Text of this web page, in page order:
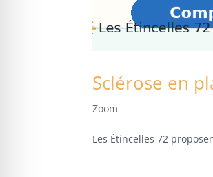
Sclérose en
Zoom
Les Étincelles 72